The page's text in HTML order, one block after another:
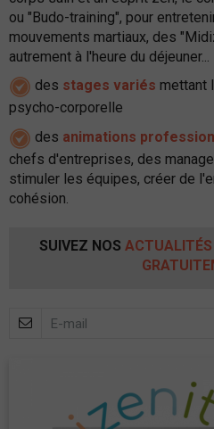
ou "Budo-training", pour
mouvements martiaux, des
autrement à l'heure du déjeuner...
des stages variés mettant
psycho-corporelle
des animations
chefs d'entreprises, des
stimuler les équipes, créer de
cohésion.
SUIVEZ NOS ACTUALITÉS